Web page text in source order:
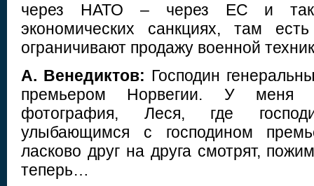
через НАТО – через ЕС и так
экономических санкциях, там
ограничивают продажу военной
А. Венедиктов: Господин
премьером Норвегии. У меня
фотография, Леся, где
улыбающимся с господином
ласково друг на друга смотрят,
теперь…